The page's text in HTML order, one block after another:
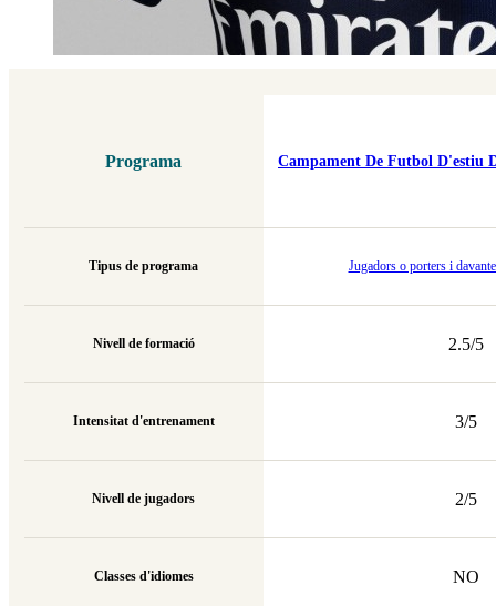
Programa
Tipus de programa
Nivell de formació
Intensitat d'entrenament
Nivell de jugadors
Classes d'idiomes
Campament De Futbol D'estiu
Jugadors o porters i
2.5/5
3/5
2/5
NO